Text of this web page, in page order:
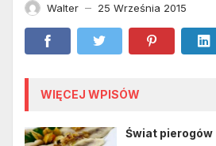
Walter — 25 Września 2015
WIĘCEJ WPISÓW
Świat pierogów